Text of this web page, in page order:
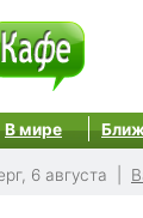
В мире
6 августа |